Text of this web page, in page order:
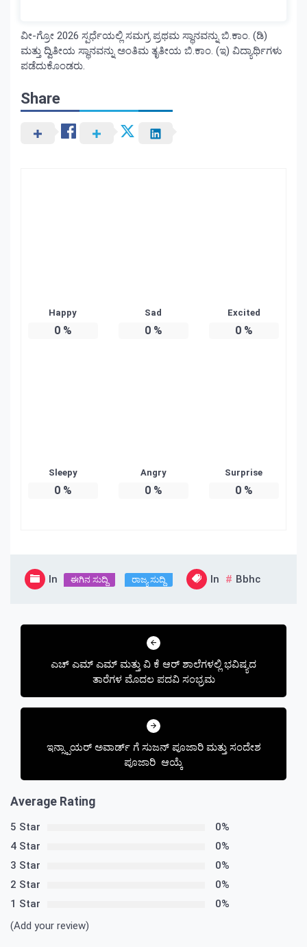
ವೀ-ಗ್ರೋ 2026 ಸ್ಪರ್ಧೆಯಲ್ಲಿ ಸಮಗ್ರ ಪ್ರಥಮ ಸ್ಥಾನವನ್ನು ಬಿ.ಕಾಂ. (ಡಿ)
ಮತ್ತು ದ್ವಿತೀಯ ಸ್ಥಾನವನ್ನು ಅಂತಿಮ ತೃತೀಯ ಬಿ.ಕಾಂ. (ಇ) ವಿದ್ಯಾರ್ಥಿಗಳು
ಪಡೆದುಕೊಂಡರು.
Share
Happy
0%
Sad
0%
Excited
0%
Sleepy
0%
Angry
0%
Surprise
0%
In ಈಗಿನ ಸುದ್ದಿ ರಾಜ್ಯ ಸುದ್ದಿ In Bbhc
Post
ಎಚ್ ಎಮ್ ಎಮ್ ಮತ್ತು ವಿ ಕೆ ಆರ್ ಶಾಲೆಗಳಲ್ಲಿ ಭವಿಷ್ಯದ
ತಾರೆಗಳ ಮೊದಲ ಪದವಿ ಸಂಭ್ರಮ
ಇನ್ಸ್ಪಾಯರ್ ಅವಾರ್ಡ್ ಗೆ ಸುಜನ್ ಪೂಜಾರಿ ಮತ್ತು ಸಂದೇಶ
ಪೂಜಾರಿ ಆಯ್ಕೆ
Average Rating
5 Star
0%
4 Star
0%
3 Star
0%
2 Star
0%
1 Star
0%
(Add your review)